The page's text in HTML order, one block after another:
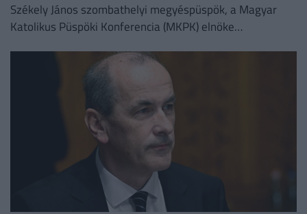
Székely János szombathelyi megyéspüspök, a Magyar
Katolikus Püspöki Konferencia (MKPK) elnöke
megnyitását kérte a nap legmelegebb óráiban